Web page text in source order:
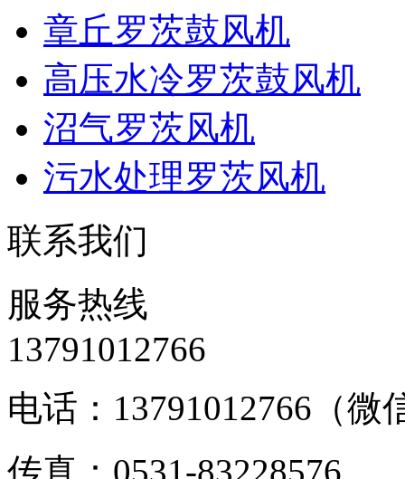
章丘罗茨鼓风机
高压水冷罗茨鼓风机
沼气罗茨风机
污水处理罗茨风机
联系我们
服务热线
13791012766
电话：13791012766（微